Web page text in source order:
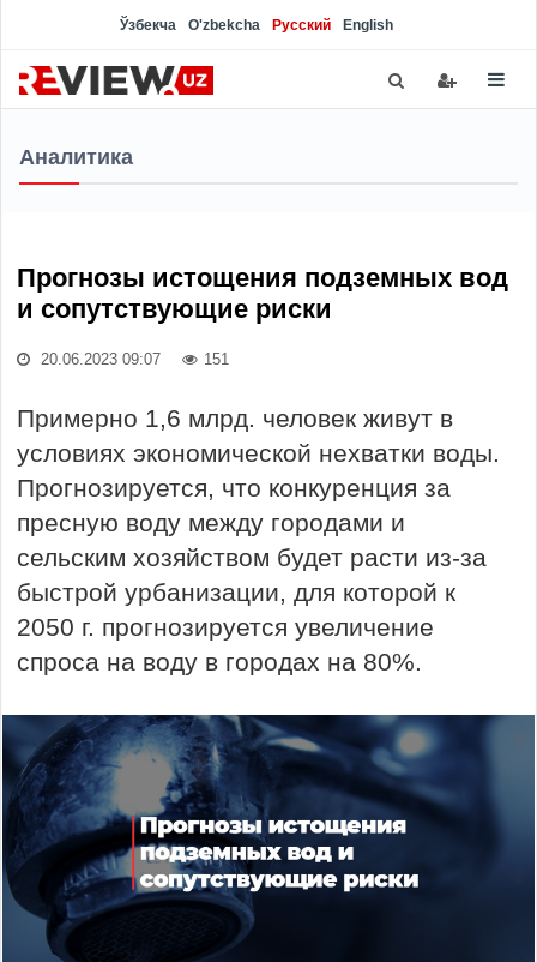
Ўзбекча O'zbekcha Русский English
Аналитика
Прогнозы истощения подземных вод
и сопутствующие риски
20.06.2023 09:07 151
Примерно 1,6 млрд. человек живут в
условиях экономической нехватки воды.
Прогнозируется, что конкуренция за
пресную воду между городами и
сельским хозяйством будет расти из-за
быстрой урбанизации, для которой к
2050 г. прогнозируется увеличение
спроса на воду в городах на 80%.